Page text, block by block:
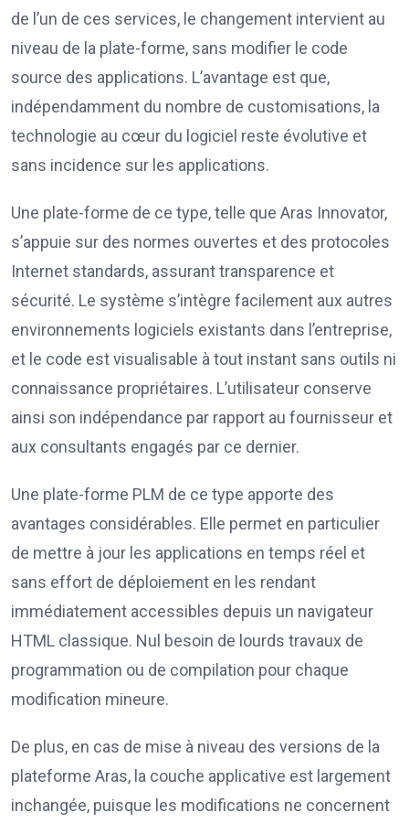
de l’un de ces services, le changement intervient au
niveau de la plate-forme, sans modifier le code
source des applications. L’avantage est que,
indépendamment du nombre de customisations, la
technologie au cœur du logiciel reste évolutive et
sans incidence sur les applications.
Une plate-forme de ce type, telle que Aras Innovator,
s’appuie sur des normes ouvertes et des protocoles
Internet standards, assurant transparence et
sécurité. Le système s’intègre facilement aux autres
environnements logiciels existants dans l’entreprise,
et le code est visualisable à tout instant sans outils ni
connaissance propriétaires. L’utilisateur conserve
ainsi son indépendance par rapport au fournisseur et
aux consultants engagés par ce dernier.
Une plate-forme PLM de ce type apporte des
avantages considérables. Elle permet en particulier
de mettre à jour les applications en temps réel et
sans effort de déploiement en les rendant
immédiatement accessibles depuis un navigateur
HTML classique. Nul besoin de lourds travaux de
programmation ou de compilation pour chaque
modification mineure.
De plus, en cas de mise à niveau des versions de la
plateforme Aras, la couche applicative est largement
inchangée, puisque les modifications ne concernent